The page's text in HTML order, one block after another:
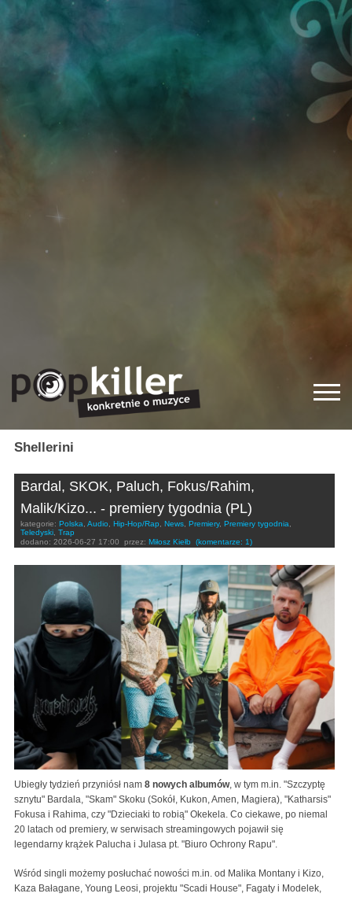
Shellerini
Bardal, SKOK, Paluch, Fokus/Rahim,
Malik/Kizo... - premiery tygodnia (PL)
kategorie: Polska, Audio, Hip-Hop/Rap, News, Premiery, Premiery tygodnia,
Teledyski, Trap
dodano: 2026-06-27 17:00 przez: Miłosz Kiełb (komentarze: 1)
Ubiegły tydzień przyniósł nam 8 nowych albumów, w tym m.in. "Szczyptę
sznytu" Bardala, "Skam" Skoku (Sokół, Kukon, Amen, Magiera), "Katharsis"
Fokusa i Rahima, czy "Dzieciaki to robią" Okekela. Co ciekawe, po niemal
20 latach od premiery, w serwisach streamingowych pojawił się
legendarny krążek Palucha i Julasa pt. "Biuro Ochrony Rapu".
Wśród singli możemy posłuchać nowości m.in. od Malika Montany i Kizo,
Kaza Bałagane, Young Leosi, projektu "Scadi House", Fagaty i Modelek,